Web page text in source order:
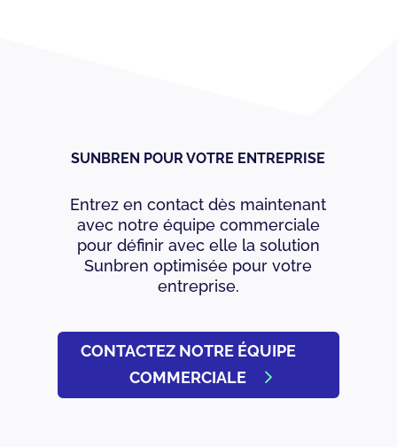
SUNBREN POUR VOTRE ENTREPRISE
Entrez en contact dès maintenant
avec notre équipe commerciale
pour définir avec elle la solution
Sunbren optimisée pour votre
entreprise.
CONTACTEZ NOTRE ÉQUIPE
COMMERCIALE